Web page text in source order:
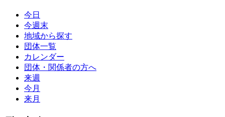
今日
今週末
地域から探す
団体一覧
カレンダー
団体・関係者の方へ
来週
今月
来月